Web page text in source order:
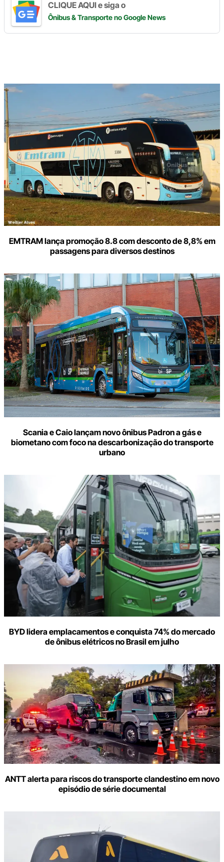
CLIQUE AQUI e siga o
Ônibus & Transporteno Google News
EMTRAM lança promoção 8.8 com desconto de 8,8% em
passagens para diversos destinos
Scania e Caio lançam novo ônibus Padron a gás e
biometano com foco na descarbonização do transporte
urbano
BYD lidera emplacamentos e conquista 74% do mercado
de ônibus elétricos no Brasil em julho
ANTT alerta para riscos do transporte clandestino em novo
episódio de série documental
Digite
aqui
o
seu
e-
mail